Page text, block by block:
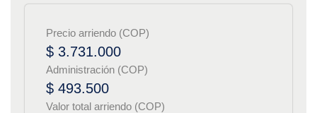
Precio arriendo (COP)
$ 3.731.000
Administración (COP)
$ 493.500
Valor total arriendo (COP)